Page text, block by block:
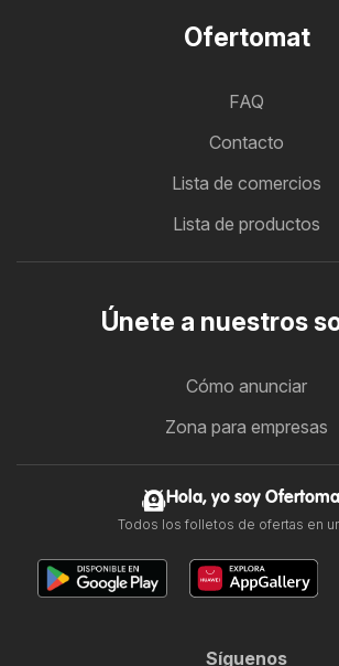
Ofertomat
FAQ
Contacto
Lista de comercios
Lista de productos
Únete a nuestros
Cómo anunciar
Zona para empresas
Hola, yo soy
Todos los folletos de ofertas en
Síguenos